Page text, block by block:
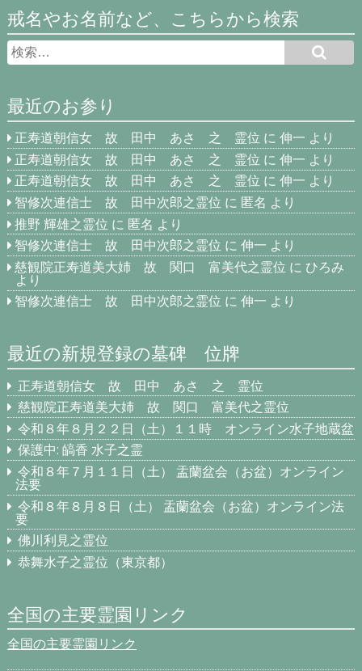
戒名やお名前など、こちらから検索
最近のお参り
正寿道朝信女 故 田中 あさ 之 霊位 に伸一 より
正寿道朝信女 故 田中 あさ 之 霊位 に伸一 より
正寿道朝信女 故 田中 あさ 之 霊位 に伸一 より
智修次連信士 故 田中次郎之霊位 に 匿名 より
推野 輝雄之霊位 に 匿名 より
智修次連信士 故 田中次郎之霊位 に伸一 より
慈観院正寿道美大姉 故 関口 富美代之霊位 に ひろみ
より
智修次連信士 故 田中次郎之霊位 に伸一 より
最近の新規登録の墓碑 位牌
正寿道朝信女 故 田中 あさ 之 霊位
慈観院正寿道美大姉 故 関口 富美代之霊位
令和８年８月２２日（土）１１時 オンライン水子地蔵盆
保護中: 皜香 水子之霊
令和８年７月１１日（土） 盂蘭盆会（お盆）オンライン
法要
令和８年８月８日（土） 盂蘭盆会（お盆）オンライン法
要
佛川利見之霊位
恭舞水子之霊位（東京都）
全国の主要霊園リンク
全国の主要霊園リンク